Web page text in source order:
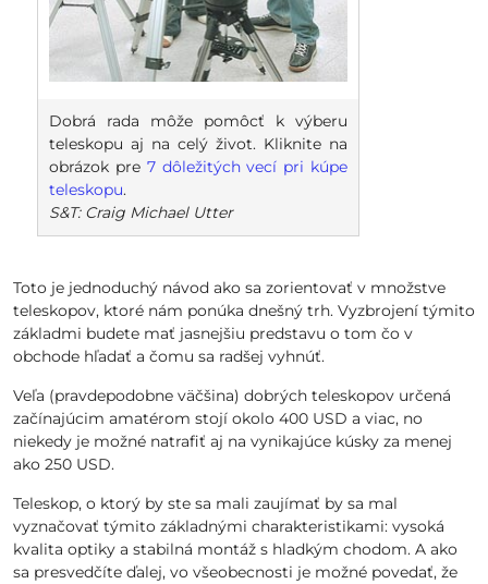
Dobrá rada môže pomôcť k výberu
teleskopu aj na celý život. Kliknite na
obrázok pre 7 dôležitých vecí pri kúpe
teleskopu.
S&T: Craig Michael Utter
Toto je jednoduchý návod ako sa zorientovať v množstve
teleskopov, ktoré nám ponúka dnešný trh. Vyzbrojení týmito
základmi budete mať jasnejšiu predstavu o tom čo v
obchode hľadať a čomu sa radšej vyhnúť.
Veľa (pravdepodobne väčšina) dobrých teleskopov určená
začínajúcim amatérom stojí okolo 400 USD a viac, no
niekedy je možné natrafiť aj na vynikajúce kúsky za menej
ako 250 USD.
Teleskop, o ktorý by ste sa mali zaujímať by sa mal
vyznačovať týmito základnými charakteristikami: vysoká
kvalita optiky a stabilná montáž s hladkým chodom. A ako
sa presvedčíte ďalej, vo všeobecnosti je možné povedať, že